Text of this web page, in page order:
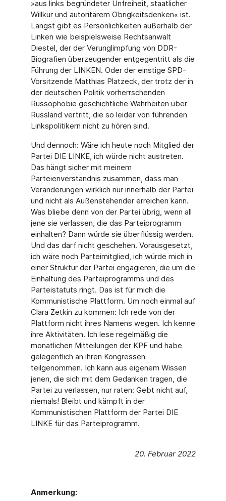
»aus links begründeter Unfreiheit, staatlicher
Willkür und autoritärem Obrigkeitsdenken« ist.
Längst gibt es Persönlichkeiten außerhalb der
Linken wie beispielsweise Rechtsanwalt
Diestel, der der Verunglimpfung von DDR-
Biografien überzeugender entgegentritt als die
Führung der LINKEN. Oder der einstige SPD-
Vorsitzende Matthias Platzeck, der trotz der in
der deutschen Politik vorherrschenden
Russophobie geschichtliche Wahrheiten über
Russland vertritt, die so leider von führenden
Linkspolitikern nicht zu hören sind.
Und dennoch: Wäre ich heute noch Mitglied der
Partei DIE LINKE, ich würde nicht austreten.
Das hängt sicher mit meinem
Parteienverständnis zusammen, dass man
Veränderungen wirklich nur innerhalb der Partei
und nicht als Außenstehender erreichen kann.
Was bliebe denn von der Partei übrig, wenn all
jene sie verlassen, die das Parteiprogramm
einhalten? Dann würde sie überflüssig werden.
Und das darf nicht geschehen. Vorausgesetzt,
ich wäre noch Parteimitglied, ich würde mich in
einer Struktur der Partei engagieren, die um die
Einhaltung des Parteiprogramms und des
Parteistatuts ringt. Das ist für mich die
Kommunistische Plattform. Um noch einmal auf
Clara Zetkin zu kommen: Ich rede von der
Plattform nicht ihres Namens wegen. Ich kenne
ihre Aktivitäten. Ich lese regelmäßig die
monatlichen Mitteilungen der KPF und habe
gelegentlich an ihren Kongressen
teilgenommen. Ich kann aus eigenem Wissen
jenen, die sich mit dem Gedanken tragen, die
Partei zu verlassen, nur raten: Gebt nicht auf,
niemals! Bleibt und kämpft in der
Kommunistischen Plattform der Partei DIE
LINKE für das Parteiprogramm.
20. Februar 2022
Anmerkung: